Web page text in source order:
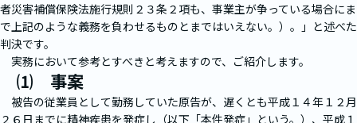
者災害補償保険法施行規則２３条２項も、事業主が争っている場合にま
で上記のような義務を負わせるものとまではいえない。）。」と述べた
判決です。
実務において参考とすべきと考えますので、ご紹介します。
⑴ 事案
被告の従業員として勤務していた原告が、遅くとも平成１４年１２月
２６日までに精神疾患を発症し（以下「本件発症」という。）、平成１